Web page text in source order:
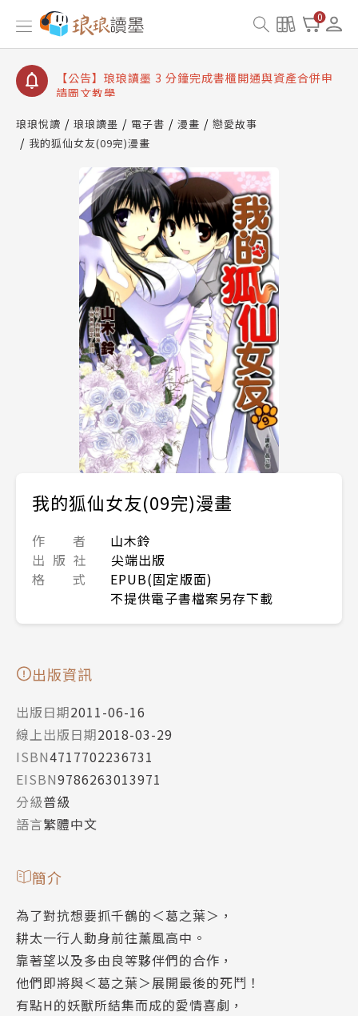
0
【公告】琅琅讀墨數位閱讀資產合併與書櫃開通申請
【公告】琅琅讀墨書櫃開通常見問題
【公告】琅琅讀墨 3 分鐘完成書櫃開通與資產合併申
請圖文教學
查詢
【公告】琅琅讀墨數位閱讀資產合併與書櫃開通申請
琅琅悅讀 琅琅讀墨 電子書 漫畫
戀愛故事
我的狐仙女友(09完)漫畫
我的狐仙女友(09完)漫畫
作 者
山木鈴
出 版 社
尖端出版
格 式
EPUB(固定版面)
不提供電子書檔案另存下載
出版資訊
出版日期2011-06-16
線上出版日期2018-03-29
ISBN4717702236731
EISBN9786263013971
分級普級
語言繁體中文
簡介
為了對抗想要抓千鶴的＜葛之葉＞，
耕太一行人動身前往薰風高中。
靠著望以及多由良等夥伴們的合作，
他們即將與＜葛之葉＞展開最後的死鬥！
有點H的妖獸所結集而成的愛情喜劇，